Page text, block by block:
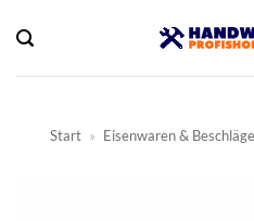
Inhalt
springen
Start » Eisenwaren & Beschläge